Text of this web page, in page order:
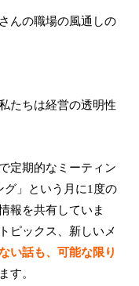
んの職場の風通しの
たちは経営の透明性
定期的なミーティン
グ」という月に1度の
報を共有していま
ピックス、新しいメ
い話も、可能な限り
す。